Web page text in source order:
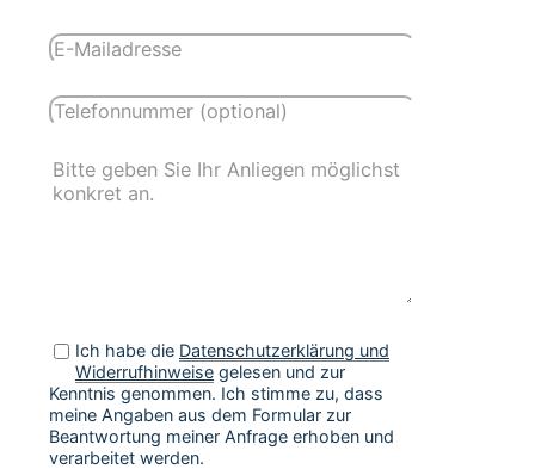
Ich habe die Datenschutzerklärung und
Widerrufhinweise gelesen und zur
Kenntnis genommen. Ich stimme zu, dass
meine Angaben aus dem Formular zur
Beantwortung meiner Anfrage erhoben und
verarbeitet werden.